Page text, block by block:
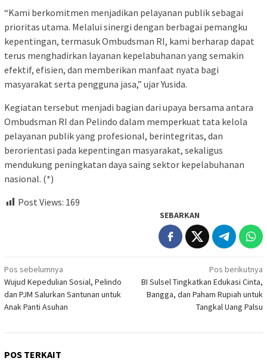
“Kami berkomitmen menjadikan pelayanan publik sebagai
prioritas utama. Melalui sinergi dengan berbagai pemangku
kepentingan, termasuk Ombudsman RI, kami berharap dapat
terus menghadirkan layanan kepelabuhanan yang semakin
efektif, efisien, dan memberikan manfaat nyata bagi
masyarakat serta pengguna jasa,” ujar Yusida.
Kegiatan tersebut menjadi bagian dari upaya bersama antara
Ombudsman RI dan Pelindo dalam memperkuat tata kelola
pelayanan publik yang profesional, berintegritas, dan
berorientasi pada kepentingan masyarakat, sekaligus
mendukung peningkatan daya saing sektor kepelabuhanan
nasional. (*)
Post Views: 169
SEBARKAN
Navigasi
pos
Pos sebelumnya
Wujud Kepedulian Sosial, Pelindo
dan PJM Salurkan Santunan untuk
Anak Panti Asuhan
Pos berikutnya
BI Sulsel Tingkatkan Edukasi Cinta,
Bangga, dan Paham Rupiah untuk
Tangkal Uang Palsu
POS TERKAIT